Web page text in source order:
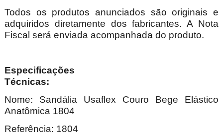
Todos os produtos anunciados são originais e
adquiridos diretamente dos fabricantes. A Nota
Fiscal será enviada acompanhada do produto.
Especificações
Nome: Sandália Usaflex Couro Bege Elástico
Anatômica 1804
Referência: 1804